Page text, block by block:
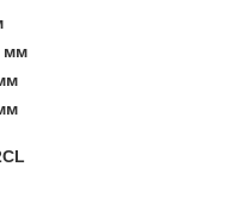
мм